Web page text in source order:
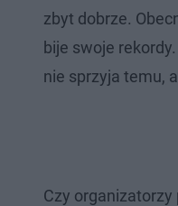
zbyt dobrze.
bije swoje
nie sprzyja temu,
Czy organizatorzy